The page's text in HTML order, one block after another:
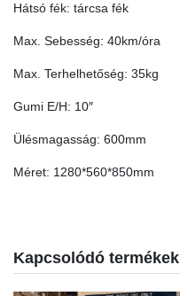
Hátsó fék: tárcsa fék
Max. Sebesség: 40km/óra
Max. Terhelhetőség: 35kg
Gumi E/H: 10″
Ülésmagasság: 600mm
Méret: 1280*560*850mm
Kapcsolódó termékek